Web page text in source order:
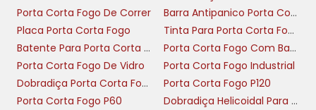
Comparação prática entre montagem
para portas corta fogo, incluindo versões
sem chave; escolha baseada em vedação,
compatibilidade com folhas e batentes
Porta Corta Fogo De Correr
Barra Antipanico Porta Corta Fogo
Placa Porta Corta Fogo
Tinta Para Porta Corta Fogo
Batente Para Porta Corta Fogo
Porta Corta Fogo Com Barra Antipanico
Porta Corta Fogo De Vidro
Porta Corta Fogo Industrial
Dobradiça Porta Corta Fogo Com Mola
Porta Corta Fogo P120
Porta Corta Fogo P60
Dobradiça Helicoidal Para Porta Corta Fogo